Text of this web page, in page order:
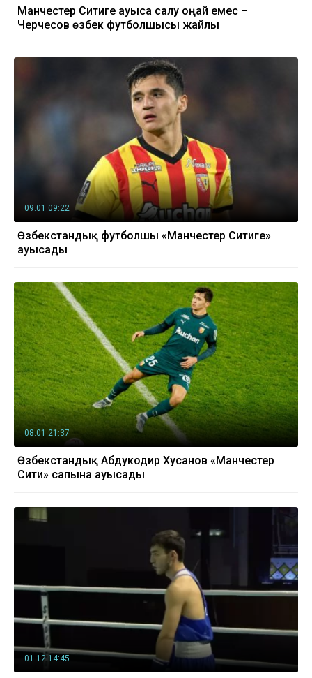
Манчестер Ситиге ауыса салу оңай емес –
Черчесов өзбек футболшысы жайлы
09.01 09:22
Өзбекстандық футболшы «Манчестер Ситиге»
ауысады
08.01 21:37
Өзбекстандық Абдукодир Хусанов «Манчестер
Сити» сапына ауысады
01.12 14:45